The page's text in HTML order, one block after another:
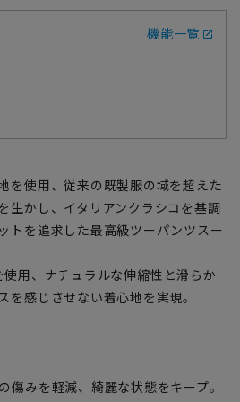
機能一覧
を使用、従来の既製服の域を超えた
生かし、イタリアンクラシコを基調
トを追求した最高級ツーパンツスー
用、ナチュラルな伸縮性と滑らか
を感じさせない着心地を実現。
傷みを軽減、綺麗な状態をキープ。